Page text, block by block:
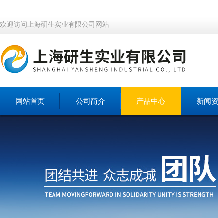
欢迎访问上海研生实业有限公司网站
网站首页 公司简介 产品中心 新闻